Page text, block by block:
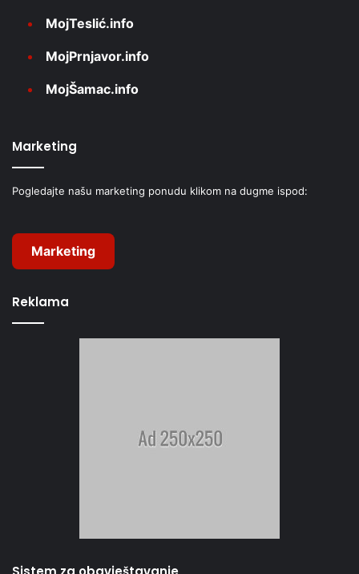
MojTeslić.info
MojPrnjavor.info
MojŠamac.info
Marketing
Pogledajte našu marketing ponudu klikom na dugme ispod:
Marketing
Reklama